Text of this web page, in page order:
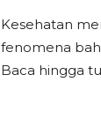
Kesehatan
fenomena
Baca hingga